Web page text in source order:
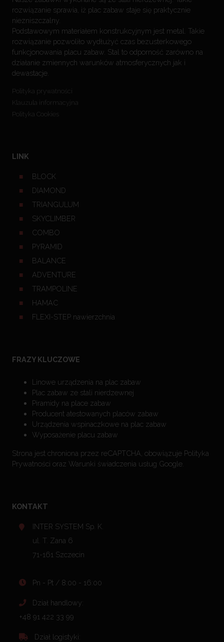
rozwiązanie sprawia, iż plac zabaw staje się praktycznie
niezniszczalny.
Podstawowym materiałem konstrukcyjnym jest metal. Takie
rozwiązanie pozwoliło wydłużyć czas bezusterkowego
funkcjonowania placu zabaw. Stal to odporność zarówno na
działanie zmiennych warunków atmosferycznych jak i
dewastacje.
Polityka prywatności
Klauzula informacyjna
Polityka Cookies
LINK
BLOCK
DIAMOND
TRIANGULUM
SKYCLIMBER
COMBO
PYRAMID
BALANCE
ADVENTURE
TRAMPOLINE
HAMAC
FLEXI-STEP nawierzchnia
FRAZY KLUCZOWE
Linowe urządzenia na plac zabaw
Plac zabaw ze stali nierdzewnej
Piramidy na place zabaw
Producent atestowanych placów zabaw
Urządzenia wspinaczkowe na plac zabaw
Wyposażenie placu zabaw
Strona jest chroniona przez reCAPTCHA, obowiązuje Polityka
Prywatności oraz Warunki świadczenia usług Google.
KONTAKT
INTER SYSTEM Sp. K.
ul. T. Zana 6
71-161 Szczecin
Pn - Pt / 8:00 - 16:00
Dział handlowy:
+48 91 422 33 99
Dział logistyki: